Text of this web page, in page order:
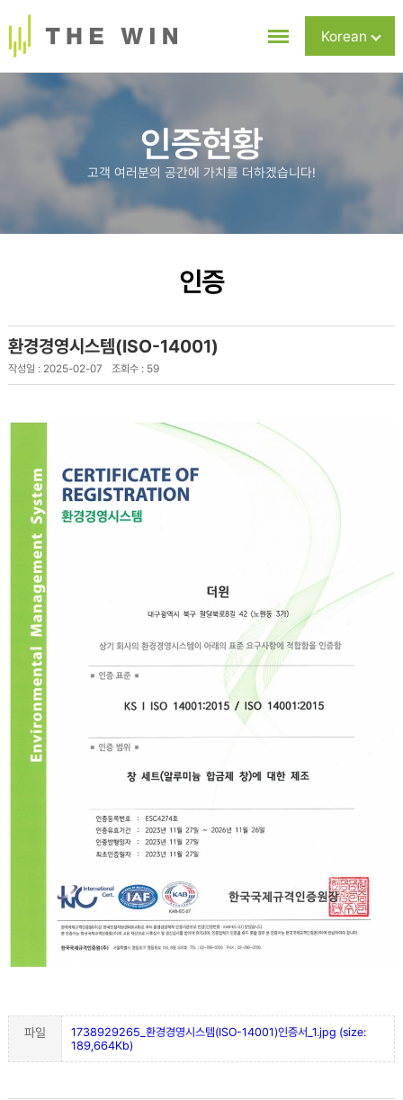
Korean
English
Chinese
인증현황
고객 여러분의 공간에 가치를 더하겠습니다!
인증
환경경영시스템(ISO-14001)
작성일 : 2025-02-07 조회수 : 59
파일
1738929265_환경경영시스템(ISO-14001)인증서_1.jpg (size:
189,664Kb)